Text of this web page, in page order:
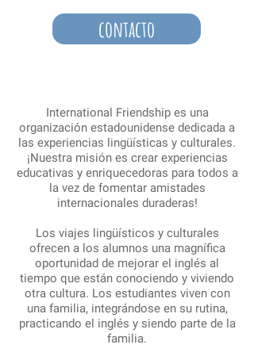
International Friendship es una
organización estadounidense dedicada a
las experiencias lingüísticas y culturales.
¡Nuestra misión es crear experiencias
educativas y enriquecedoras para todos a
la vez de fomentar amistades
internacionales duraderas!
Los viajes lingüísticos y culturales
ofrecen a los alumnos una magnífica
oportunidad de mejorar el inglés al
tiempo que están conociendo y viviendo
otra cultura. Los estudiantes viven con
una familia, integrándose en su rutina,
practicando el inglés y siendo parte de la
familia.
contacto